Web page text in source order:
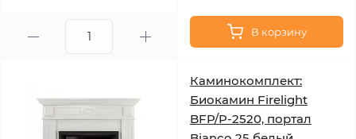
В корзину
Каминокомплект:
Биокамин Firelight
BFP/P-2520, портал